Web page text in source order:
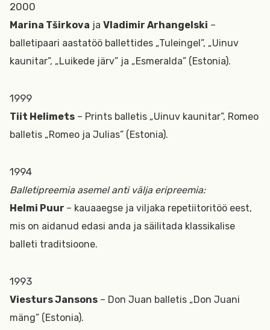
2000
Marina Tširkova ja Vladimir Arhangelski –
balletipaari aastatöö ballettides „Tuleingel”, „Uinuv
kaunitar”, „Luikede järv” ja „Esmeralda” (Estonia).
1999
Tiit Helimets – Prints balletis „Uinuv kaunitar”, Romeo
balletis „Romeo ja Julias” (Estonia).
1994
Balletipreemia asemel anti välja eripreemia:
Helmi Puur – kauaaegse ja viljaka repetiitoritöö eest,
mis on aidanud edasi anda ja säilitada klassikalise
balleti traditsioone.
1993
Viesturs Jansons – Don Juan balletis „Don Juani
mäng” (Estonia).